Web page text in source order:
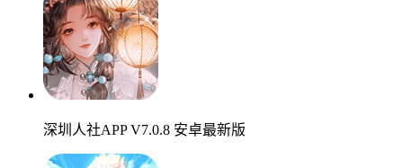
深圳人社APP V7.0.8 安卓最新版